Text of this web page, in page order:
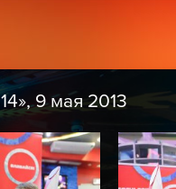
9 мая 2013